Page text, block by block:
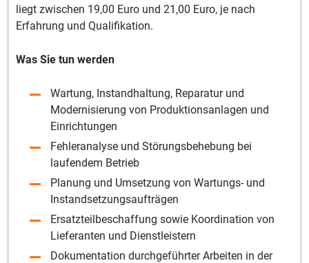
liegt zwischen 19,00 Euro und 21,00 Euro, je nach
Erfahrung und Qualifikation.
Was Sie tun werden
Wartung, Instandhaltung, Reparatur und
Modernisierung von Produktionsanlagen und
Einrichtungen
Fehleranalyse und Störungsbehebung bei
laufendem Betrieb
Planung und Umsetzung von Wartungs- und
Instandsetzungsaufträgen
Ersatzteilbeschaffung sowie Koordination von
Lieferanten und Dienstleistern
Dokumentation durchgeführter Arbeiten in der